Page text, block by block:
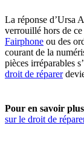
La réponse d’Ursa
verrouillé hors de ce
Fairphone ou des
courant de la
pièces irréparables
droit de réparer
Pour en savoir
sur le droit de